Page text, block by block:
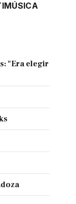
MÚSICA
"Era elegir